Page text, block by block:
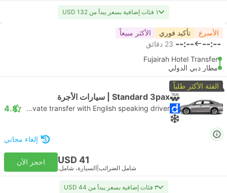
١ فئات إضافية بسعر يبدأ من USD 132
الأسرع تأكيد فوري الأكثر مبيعاً
--:--
--:-- ‫23 دقائق
Fujairah Hotel Transfer
مطار دبي الدولي
الفئة الأكثر طلباً
Standard 3pax | سيارات الأجرة
Daytrip private transfer with English speaking driver
4.8
إلغاء مجاني
USD 41
شامل الضرائب السيارة، شامل.
احجز الآن
٣ فئات إضافية بسعر يبدأ من USD 44